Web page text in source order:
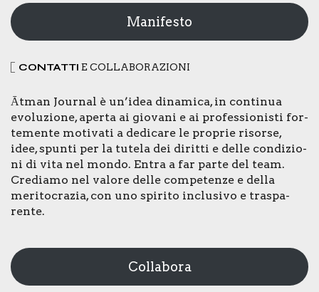
Manifesto
CON­TAT­TI E COL­LA­BO­RA­ZIO­NI
Ātman Jour­nal è un’idea dina­mi­ca, in con­ti­nua
evo­lu­zio­ne, aper­ta ai gio­va­ni e ai pro­fes­sio­ni­sti for­
te­men­te moti­va­ti a dedi­ca­re le pro­prie risor­se,
idee, spun­ti per la tute­la dei dirit­ti e del­le con­di­zio­
ni di vita nel mon­do. Entra a far par­te del team.
Cre­dia­mo nel valo­re del­le com­pe­ten­ze e del­la
meri­to­cra­zia, con uno spi­ri­to inclu­si­vo e tra­spa­
ren­te.
Collabora